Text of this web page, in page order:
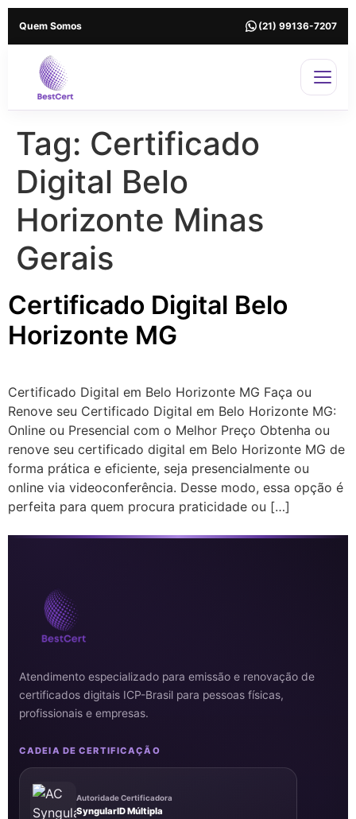
Quem Somos (21) 99136-7207
Tag: Certificado
Digital Belo
Horizonte Minas
Gerais
Certificado Digital Belo
Horizonte MG
Certificado Digital em Belo Horizonte MG Faça ou
Renove seu Certificado Digital em Belo Horizonte MG:
Online ou Presencial com o Melhor Preço Obtenha ou
renove seu certificado digital em Belo Horizonte MG de
forma prática e eficiente, seja presencialmente ou
online via videoconferência. Desse modo, essa opção é
perfeita para quem procura praticidade ou […]
Atendimento especializado para emissão e renovação de
certificados digitais ICP-Brasil para pessoas físicas,
profissionais e empresas.
CADEIA DE CERTIFICAÇÃO
Autoridade Certificadora
SyngularID Múltipla